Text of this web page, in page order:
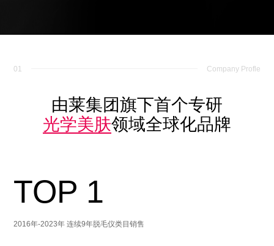
01 Company Profle
由莱集团旗下首个专研
光学美肤领域全球化品牌
TOP 1
2016年-2023年 连续9年脱毛仪类目销售